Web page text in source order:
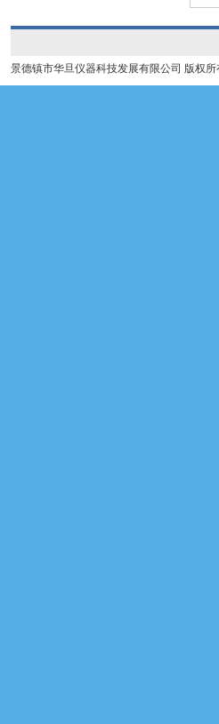
景德镇市华旦仪器科技发展有限公司 版权